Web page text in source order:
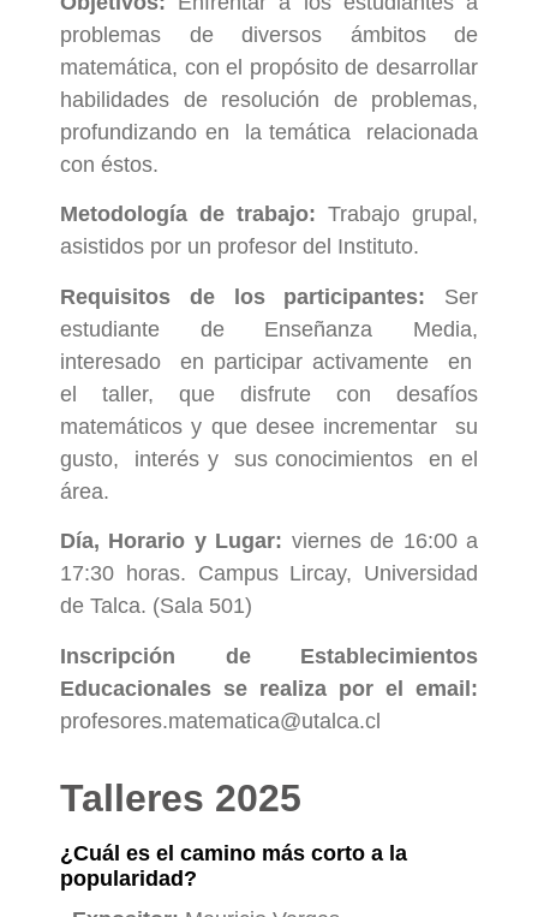
problemas de diversos ámbitos de
matemática, con el propósito de desarrollar
habilidades de resolución de problemas,
profundizando en la temática relacionada
con éstos.
Metodología de trabajo: Trabajo grupal,
asistidos por un profesor del Instituto.
Requisitos de los participantes: Ser
estudiante de Enseñanza Media,
interesado en participar activamente en
el taller, que disfrute con desafíos
matemáticos y que desee incrementar su
gusto, interés y sus conocimientos en el
área.
Día, Horario y Lugar: viernes de 16:00 a
17:30 horas. Campus Lircay, Universidad
de Talca. (Sala 501)
Inscripción de Establecimientos
Educacionales se realiza por el email:
profesores.matematica@utalca.cl
Talleres 2025
¿Cuál es el camino más corto a la
popularidad?